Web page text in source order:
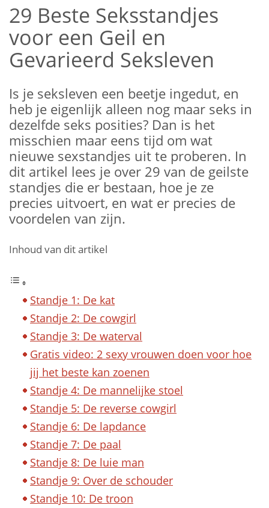
29 Beste Seksstandjes
voor een Geil en
Gevarieerd Seksleven
Is je seksleven een beetje ingedut, en
heb je eigenlijk alleen nog maar seks in
dezelfde seks posities? Dan is het
misschien maar eens tijd om wat
nieuwe sexstandjes uit te proberen. In
dit artikel lees je over 29 van de geilste
standjes die er bestaan, hoe je ze
precies uitvoert, en wat er precies de
voordelen van zijn.
Inhoud van dit artikel
Standje 1: De kat
Standje 2: De cowgirl
Standje 3: De waterval
Gratis video: 2 sexy vrouwen doen voor hoe
jij het beste kan zoenen
Standje 4: De mannelijke stoel
Standje 5: De reverse cowgirl
Standje 6: De lapdance
Standje 7: De paal
Standje 8: De luie man
Standje 9: Over de schouder
Standje 10: De troon